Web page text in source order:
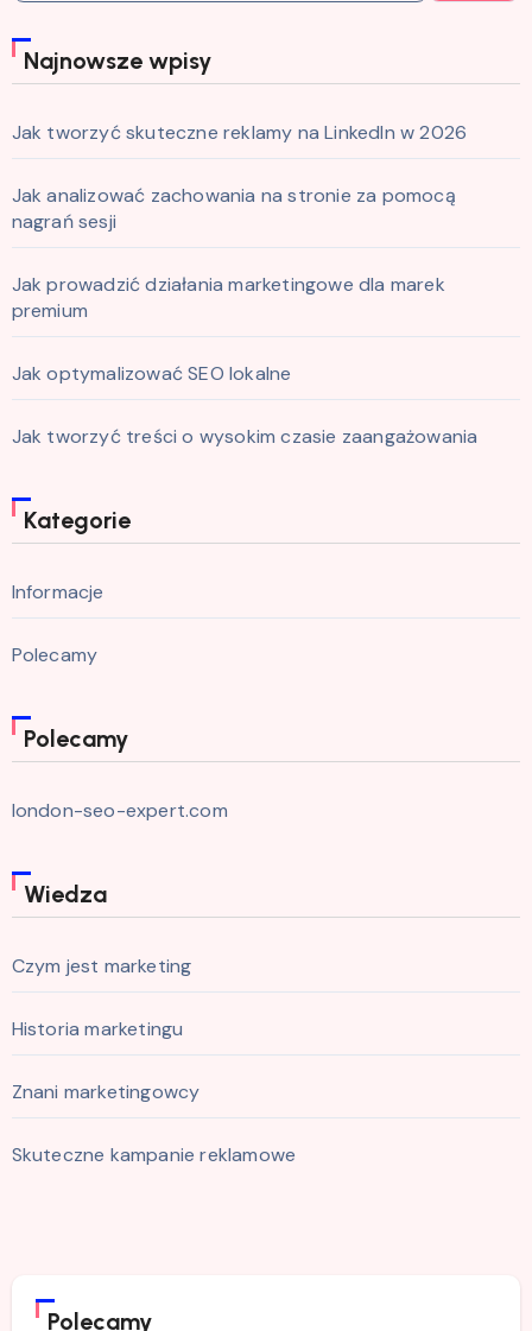
Najnowsze wpisy
Jak tworzyć skuteczne reklamy na LinkedIn w 2026
Jak analizować zachowania na stronie za pomocą
nagrań sesji
Jak prowadzić działania marketingowe dla marek
premium
Jak optymalizować SEO lokalne
Jak tworzyć treści o wysokim czasie zaangażowania
Kategorie
Informacje
Polecamy
Polecamy
london-seo-expert.com
Wiedza
Czym jest marketing
Historia marketingu
Znani marketingowcy
Skuteczne kampanie reklamowe
Polecamy